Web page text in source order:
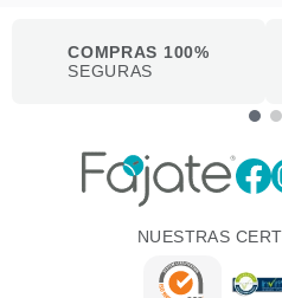
COMPRAS 100%
SEGURAS
NUESTRAS